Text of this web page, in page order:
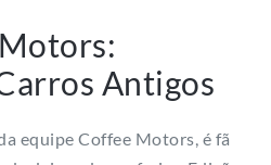
Antigos
equipe Coffee Motors, é fã